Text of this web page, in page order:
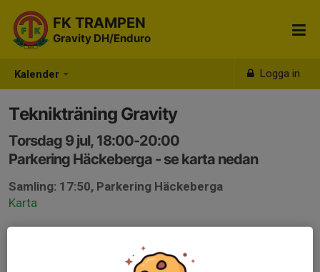
Kalender Logga in
FK TRAMPEN
Gravity DH/Enduro
Teknikträning Gravity
Torsdag 9 jul, 18:00-20:00
Parkering Häckeberga - se karta nedan
Samling: 17:50, Parkering Häckeberga
Karta